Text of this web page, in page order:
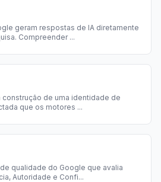
geram respostas de IA diretamente
Compreender ...
construção de uma identidade de
que os motores ...
qualidade do Google que avalia
Autoridade e Confi...